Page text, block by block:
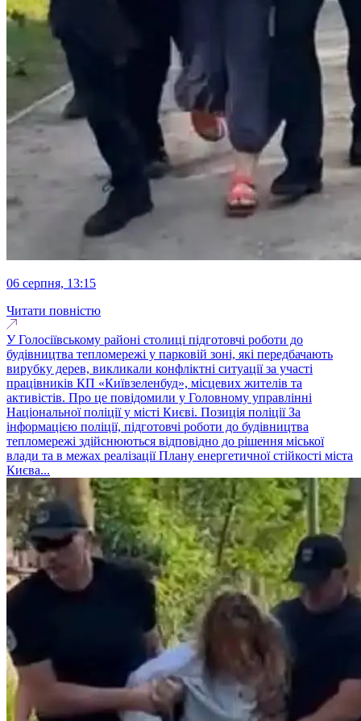
06 серпня, 13:15
Читати повністю
У Голосіївському районі столиці підготовчі роботи до
будівництва тепломережі у парковій зоні, які передбачають
вирубку дерев, викликали конфліктні ситуації за участі
працівників КП «Київзеленбуд», місцевих жителів та
активістів. Про це повідомили у Головному управлінні
Національної поліції у місті Києві. Позиція поліції За
інформацією поліції, підготовчі роботи до будівництва
тепломережі здійснюються відповідно до рішення міської
влади та в межах реалізації Плану енергетичної стійкості міста
Києва...